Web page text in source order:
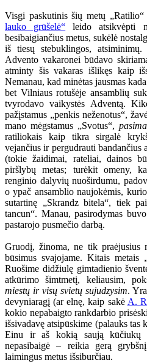
Visgi paskutinis šių metų „Ratilio“
lauko grūšelė“ leido atsikvėpti
besibaigiančius metus, sukėlė
iš tiesų stebuklingos,
Advento vakaronei būdavo
atminty šis vakaras išlikęs kaip
Nemanau, kad minėtas jausmas
bet Vilniaus rotušėje ansamblių
tvyrodavo vaikystės Adventą.
pažįstamus „penkis neženotus“,
mano mėgstamus „Svotus“,
ratiliokais kaip tikra sirgalė
vejančius ir pergudrauti
(tokie žaidimai, rateliai, dainos
piršlybų metas; turėkit omeny,
renginio dalyvių nuoširdumu,
o ypač ansamblio naujokėmis,
sutartinę „Skrandz bitela“, tiek
tancun“. Manau, pasirodymas
pastarojo pusmečio darbą.
Gruodį, žinoma, ne tik praėjusius
būsimus svajojame. Kitais metais
Ruošime didžiulę gimtadienio
atkūrimo šimtmetį, keliausim,
miestų ir visų svietų sujudzysim.
devyniaragį (ar elnę, kaip sakė A.
kokio nepabaigto rankdarbio
išsivadavę atsipūskime (palauks tas
Einu ir aš kokią saują kūčiukų
nepasibaigė – reikia gerą
laimingus metus išsiburčiau.